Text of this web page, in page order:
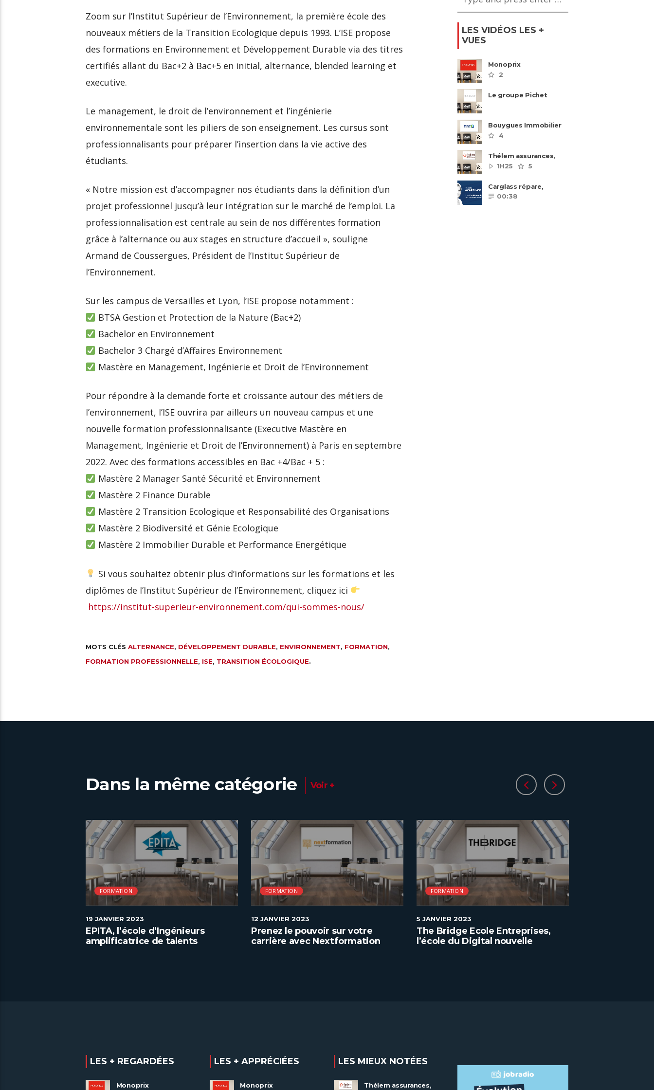
Zoom sur l’Institut Supérieur de l’Environnement, la première école des
nouveaux métiers de la Transition Ecologique depuis 1993. L’ISE propose
des formations en Environnement et Développement Durable via des titres
certifiés allant du Bac+2 à Bac+5 en initial, alternance, blended learning et
executive.
Le management, le droit de l’environnement et l’ingénierie
environnementale sont les piliers de son enseignement. Les cursus sont
professionnalisants pour préparer l’insertion dans la vie active des
étudiants.
« Notre mission est d’accompagner nos étudiants dans la définition d’un
projet professionnel jusqu’à leur intégration sur le marché de l’emploi. La
professionnalisation est centrale au sein de nos différentes formation
grâce à l’alternance ou aux stages en structure d’accueil », souligne
Armand de Coussergues, Président de l’Institut Supérieur de
l’Environnement.
Sur les campus de Versailles et Lyon, l’ISE propose notamment :
BTSA Gestion et Protection de la Nature (Bac+2)
Bachelor en Environnement
Bachelor 3 Chargé d’Affaires Environnement
Mastère en Management, Ingénierie et Droit de l’Environnement
Pour répondre à la demande forte et croissante autour des métiers de
l’environnement, l’ISE ouvrira par ailleurs un nouveau campus et une
nouvelle formation professionnalisante (Executive Mastère en
Management, Ingénierie et Droit de l’Environnement) à Paris en septembre
2022. Avec des formations accessibles en Bac +4/Bac + 5 :
Mastère 2 Manager Santé Sécurité et Environnement
Mastère 2 Finance Durable
Mastère 2 Transition Ecologique et Responsabilité des Organisations
Mastère 2 Biodiversité et Génie Ecologique
Mastère 2 Immobilier Durable et Performance Energétique
Si vous souhaitez obtenir plus d’informations sur les formations et les
diplômes de l’Institut Supérieur de l’Environnement, cliquez ici
https://institut-superieur-environnement.com/qui-sommes-nous/
MOTS CLÉS ALTERNANCE, DÉVELOPPEMENT DURABLE, ENVIRONNEMENT, FORMATION,
FORMATION PROFESSIONNELLE, ISE, TRANSITION ÉCOLOGIQUE.
LES VIDÉOS LES +
VUES
Monoprix
2
Le groupe Pichet
Bouygues Immobilier
recrute autour de 8
pôles métiers
4
Thélem assurances,
une politique RH
ambitieuse
1H25 5
Carglass répare,
Carglass remplace et
Carglass embauche
00:38
Dans la même catégorie Voir +
FORMATION
19 JANVIER 2023
EPITA, l’école d’Ingénieurs
amplificatrice de talents
FORMATION
12 JANVIER 2023
Prenez le pouvoir sur votre
carrière avec Nextformation
FORMATION
5 JANVIER 2023
The Bridge Ecole Entreprises,
l’école du Digital nouvelle
LES + REGARDÉES
Monoprix
LES + APPRÉCIÉES
Monoprix
LES MIEUX NOTÉES
Thélem assurances,